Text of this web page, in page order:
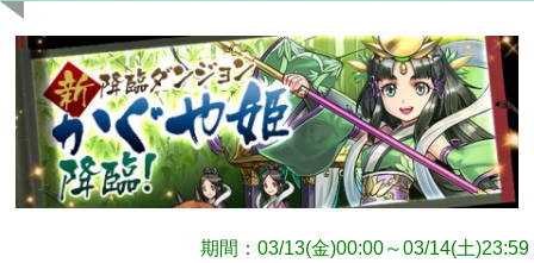
期間：03/13(金)00:00～03/14(土)23:59